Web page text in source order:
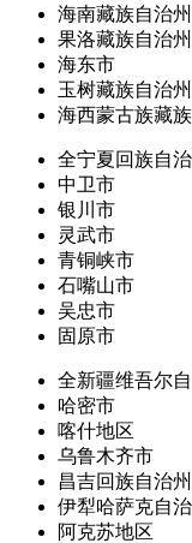
海南藏族自治州
果洛藏族自治州
海东市
玉树藏族自治州
海西蒙古族藏
全宁夏回族自
中卫市
银川市
灵武市
青铜峡市
石嘴山市
吴忠市
固原市
全新疆维吾尔
哈密市
喀什地区
乌鲁木齐市
昌吉回族自治州
伊犁哈萨克自
阿克苏地区